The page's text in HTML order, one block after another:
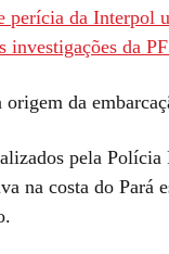
perícia da Interpol
investigações da
origem da
pela Polícia
na costa do Pará